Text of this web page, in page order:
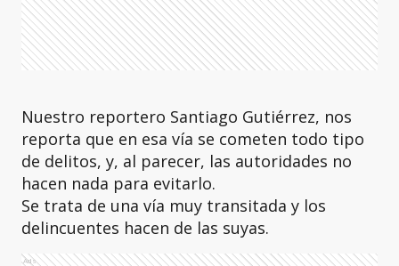
Nuestro reportero Santiago Gutiérrez, nos
reporta que en esa vía se cometen todo tipo
de delitos, y, al parecer, las autoridades no
hacen nada para evitarlo.
Se trata de una vía muy transitada y los
delincuentes hacen de las suyas.
Ads